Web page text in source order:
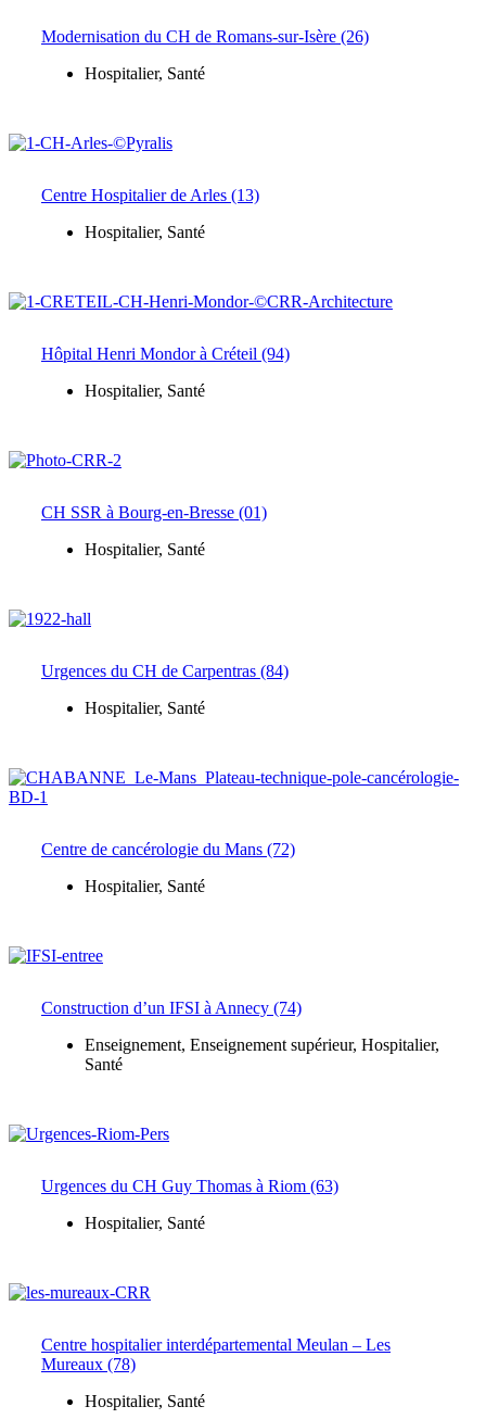
Modernisation du CH de Romans-sur-Isère (26)
Hospitalier, Santé
Centre Hospitalier de Arles (13)
Hospitalier, Santé
Hôpital Henri Mondor à Créteil (94)
Hospitalier, Santé
CH SSR à Bourg-en-Bresse (01)
Hospitalier, Santé
Urgences du CH de Carpentras (84)
Hospitalier, Santé
Centre de cancérologie du Mans (72)
Hospitalier, Santé
Construction d’un IFSI à Annecy (74)
Enseignement, Enseignement supérieur, Hospitalier,
Santé
Urgences du CH Guy Thomas à Riom (63)
Hospitalier, Santé
Centre hospitalier interdépartemental Meulan – Les
Mureaux (78)
Hospitalier, Santé